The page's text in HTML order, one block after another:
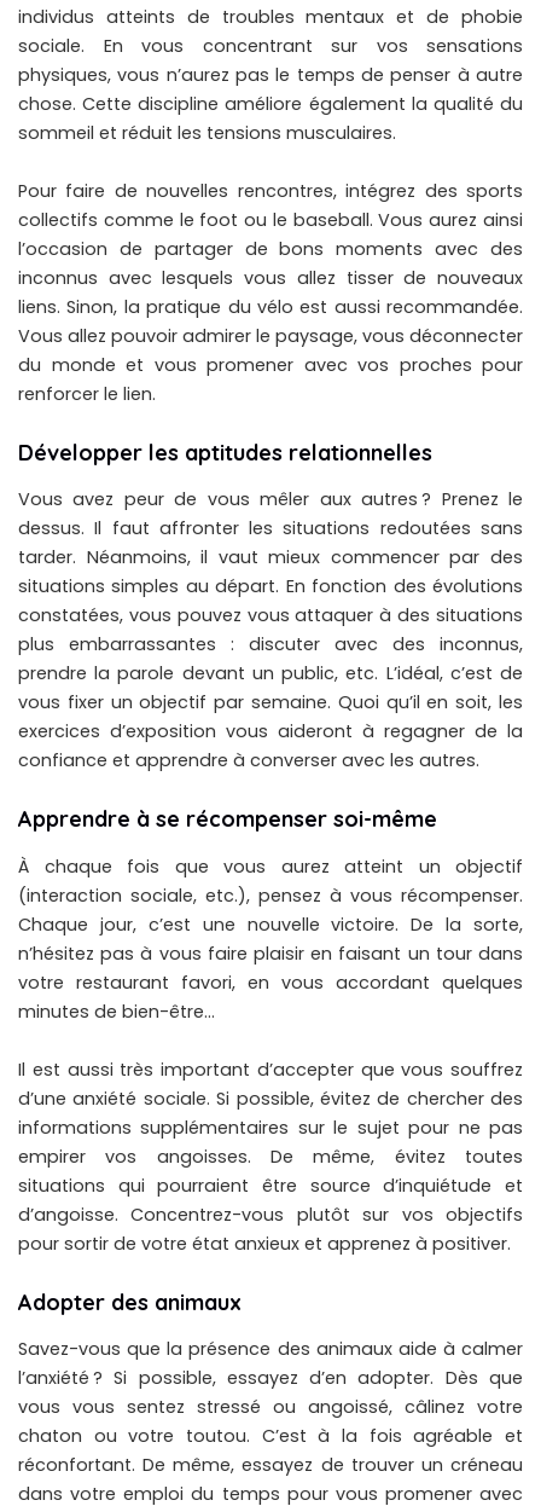
individus atteints de troubles mentaux et de phobie
sociale. En vous concentrant sur vos sensations
physiques, vous n’aurez pas le temps de penser à autre
chose. Cette discipline améliore également la qualité du
sommeil et réduit les tensions musculaires.
Pour faire de nouvelles rencontres, intégrez des sports
collectifs comme le foot ou le baseball. Vous aurez ainsi
l’occasion de partager de bons moments avec des
inconnus avec lesquels vous allez tisser de nouveaux
liens. Sinon, la pratique du vélo est aussi recommandée.
Vous allez pouvoir admirer le paysage, vous déconnecter
du monde et vous promener avec vos proches pour
renforcer le lien.
Développer les aptitudes relationnelles
Vous avez peur de vous mêler aux autres ? Prenez le
dessus. Il faut affronter les situations redoutées sans
tarder. Néanmoins, il vaut mieux commencer par des
situations simples au départ. En fonction des évolutions
constatées, vous pouvez vous attaquer à des situations
plus embarrassantes : discuter avec des inconnus,
prendre la parole devant un public, etc. L’idéal, c’est de
vous fixer un objectif par semaine. Quoi qu’il en soit, les
exercices d’exposition vous aideront à regagner de la
confiance et apprendre à converser avec les autres.
Apprendre à se récompenser soi-même
À chaque fois que vous aurez atteint un objectif
(interaction sociale, etc.), pensez à vous récompenser.
Chaque jour, c’est une nouvelle victoire. De la sorte,
n’hésitez pas à vous faire plaisir en faisant un tour dans
votre restaurant favori, en vous accordant quelques
minutes de bien-être…
Il est aussi très important d’accepter que vous souffrez
d’une anxiété sociale. Si possible, évitez de chercher des
informations supplémentaires sur le sujet pour ne pas
empirer vos angoisses. De même, évitez toutes
situations qui pourraient être source d’inquiétude et
d’angoisse. Concentrez-vous plutôt sur vos objectifs
pour sortir de votre état anxieux et apprenez à positiver.
Adopter des animaux
Savez-vous que la présence des animaux aide à calmer
l’anxiété ? Si possible, essayez d’en adopter. Dès que
vous vous sentez stressé ou angoissé, câlinez votre
chaton ou votre toutou. C’est à la fois agréable et
réconfortant. De même, essayez de trouver un créneau
dans votre emploi du temps pour vous promener avec